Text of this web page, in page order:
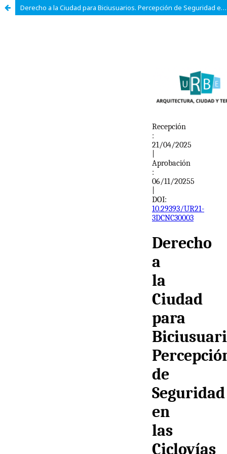
Derecho a la Ciudad para Biciusuarios. Percepción de Seguridad en las Ciclovías de Cuenca